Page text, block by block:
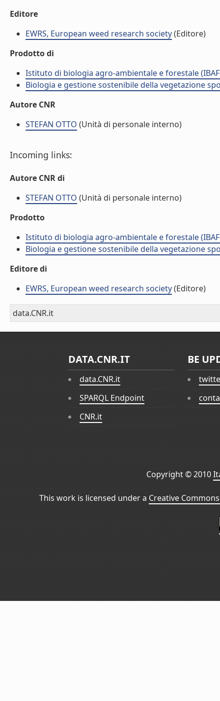
Editore
EWRS, European weed research society(Editore)
Prodotto di
Istituto di biologia agro-ambientale e forestale
Biologia e gestione sostenibile della vegetazione
Autore CNR
STEFAN OTTO (Unità di personale interno)
Incoming links:
Autore CNR di
STEFAN OTTO (Unità di personale interno)
Prodotto
Istituto di biologia agro-ambientale e forestale
Biologia e gestione sostenibile della vegetazione
Editore di
EWRS, European weed research society(Editore)
data.CNR.it
DATA.CNR.IT
data.CNR.it
SPARQL Endpoint
CNR.it
BE
Copyright © 2010
This work is licensed under a Creative